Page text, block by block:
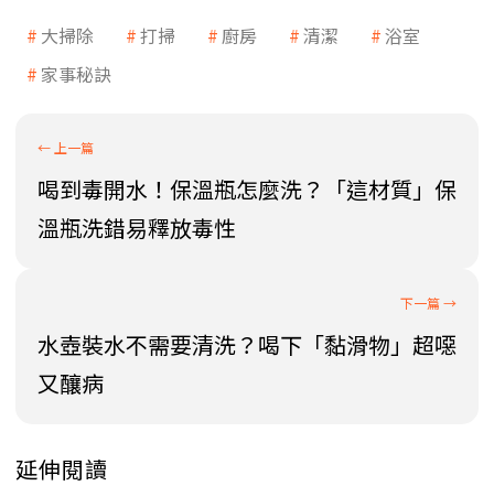
大掃除 打掃 廚房 清潔
浴室
家事秘訣
喝到毒開水！保溫瓶怎麼洗？「這材質」保
溫瓶洗錯易釋放毒性
水壺裝水不需要清洗？喝下「黏滑物」超噁
又釀病
延伸閱讀